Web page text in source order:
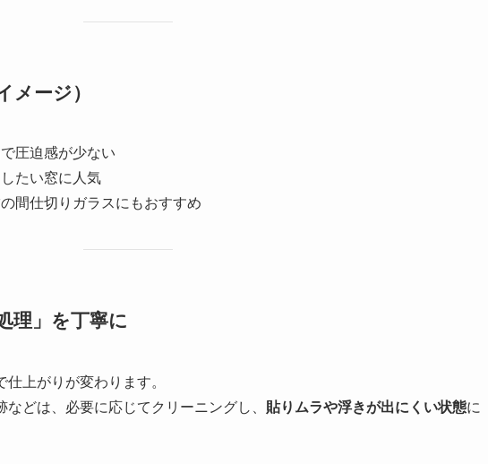
メージ）
で圧迫感が少ない
たい窓に人気
間仕切りガラスにもおすすめ
理」を丁寧に
上がりが変わります。
どは、必要に応じてクリーニングし、 貼りムラや浮きが出にくい状態に